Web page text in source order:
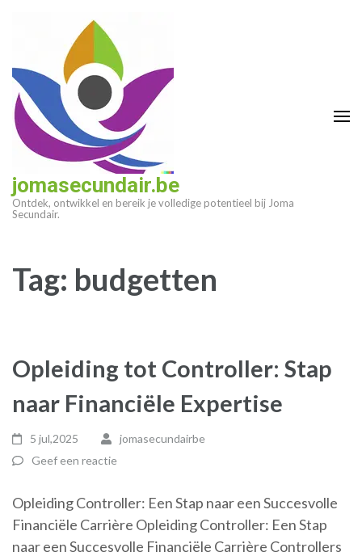
(druk
enter)
jomasecundair.be
Ontdek, ontwikkel en bereik je volledige potentieel bij Joma
Secundair.
Tag: budgetten
Opleiding tot Controller: Stap
naar Financiële Expertise
5 jul,2025
jomasecundairbe
Geef een reactie
Opleiding Controller: Een Stap naar een Succesvolle
Financiële Carrière Opleiding Controller: Een Stap
naar een Succesvolle Financiële Carrière Controllers